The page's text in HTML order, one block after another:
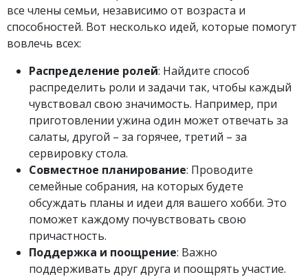
все члены семьи, независимо от возраста и
способностей. Вот несколько идей, которые помогут
вовлечь всех:
Распределение ролей: Найдите способ
распределить роли и задачи так, чтобы каждый
чувствовал свою значимость. Например, при
приготовлении ужина один может отвечать за
салаты, другой – за горячее, третий – за
сервировку стола.
Совместное планирование: Проводите
семейные собрания, на которых будете
обсуждать планы и идеи для вашего хобби. Это
поможет каждому почувствовать свою
причастность.
Поддержка и поощрение: Важно
поддерживать друг друга и поощрять участие.